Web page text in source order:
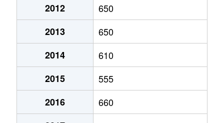
2012
650
2013
650
2014
610
2015
555
2016
660